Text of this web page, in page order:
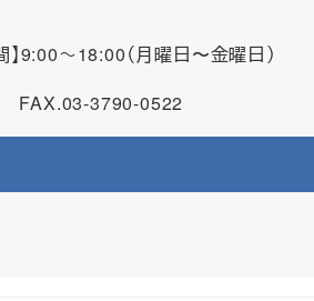
】9:00～18:00（月曜日〜金曜日）
FAX.03-3790-0522